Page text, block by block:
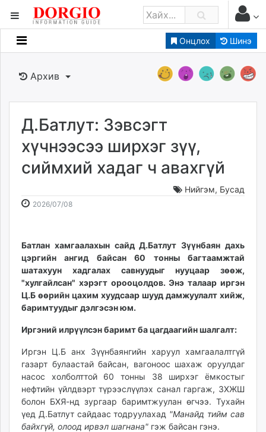
Онцлох Шинэ
Мэдээллийн
Банк санхүү
Бизнес ААН
Төрийн
Нийслэлийн
dorgio.mn
caak.mn
Baabar.mn
tovch.mn
ikon.mn
mnb.mn
Livetv.mn
24tsag.mn
shuud.mn
eagle.mn
ergelt.mn
zarig.mn
today.mn
zuv.mn
Архив
Д.Батлут: Зэвсэгт
хүчнээсээ ширхэг зүү,
сиймхий хадаг ч авахгүй
Нийгэм, Бусад
2026/07/082026-
15:02:54
2026-
06:55:03
Батлан хамгаалахын сайд Д.Батлут Зүүнбаян дахь
цэргийн ангид байсан 60 тонны багтаамжтай
шатахуун хадгалах савнуудыг нууцаар зөөж,
"хулгайлсан" хэрэгт орооцолдов. Энэ талаар иргэн
Ц.Б өөрийн цахим хуудсаар шууд дамжуулалт хийж,
баримтуудыг дэлгэсэн юм.
Иргэний илрүүлсэн баримт ба цагдаагийн шалгалт:
Иргэн Ц.Б анх Зүүнбаянгийн харуул хамгаалалтгүй
газарт булаастай байсан, вагоноос шахаж оруулдаг
насос холболттой 60 тонны 38 ширхэг ёмкостыг
нефтийн үйлдвэрт түрээслүүлэх санал гаргаж, ЗХЖШ
болон БХЯ-нд зургаар баримтжуулан өгчээ. Тухайн
үед Д.Батлут сайдаас тодруулахад "Манайд тийм сав
байхгүй, олоод ирвэл шагнана" гэж байсан гэнэ.